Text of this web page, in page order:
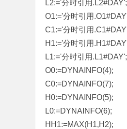
L2:='分时引用.L2#DAY';
O1:='分时引用
C1:='分时引用
H1:='分时引用
L1:='分时引用.L1#DAY';
O0:=DYNAINFO(4);
C0:=DYNAINFO(7);
H0:=DYNAINFO(5);
L0:=DYNAINFO(6);
HH1:=MAX(H1,H2);